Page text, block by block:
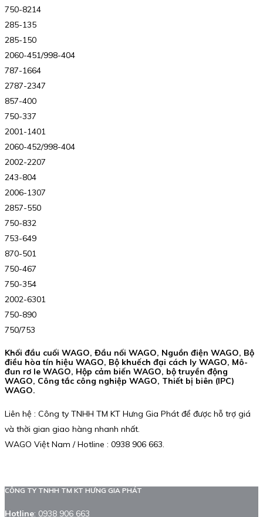
750-8214
285-135
285-150
2060-451/998-404
787-1664
2787-2347
857-400
750-337
2001-1401
2060-452/998-404
2002-2207
243-804
2006-1307
2857-550
750-832
753-649
870-501
750-467
750-354
2002-6301
750-890
750/753
Khối đầu cuối WAGO, Đầu nối WAGO, Nguồn điện WAGO, Bộ
điều hòa tín hiệu WAGO, Bộ khuếch đại cách ly WAGO, Mô-
đun rơ le WAGO, Hộp cảm biến WAGO, bộ truyền động
WAGO, Công tắc công nghiệp WAGO, Thiết bị biên (IPC)
WAGO.
Liên hệ : Công ty TNHH TM KT Hưng Gia Phát để được hỗ trợ giá
và thời gian giao hàng nhanh nhất.
WAGO Việt Nam / Hotline : 0938 906 663.
CÔNG TY TNHH TM KT HƯNG GIA PHÁT
Hotline: 0938 906 663